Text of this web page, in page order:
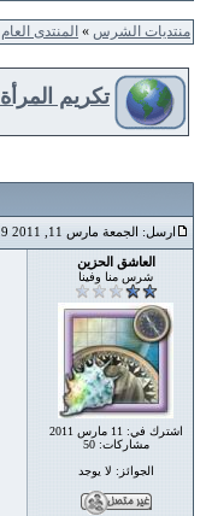
منتديات الشرس » المنتدى العام
تكريم
ارسل: الجمعة مارس 11, 2011 3:19 pm
العاشق الحزين
شرس منا وفينا
اشترك في: 11 مارس 2011
مشاركات: 50
الجوائز: لا يوجد